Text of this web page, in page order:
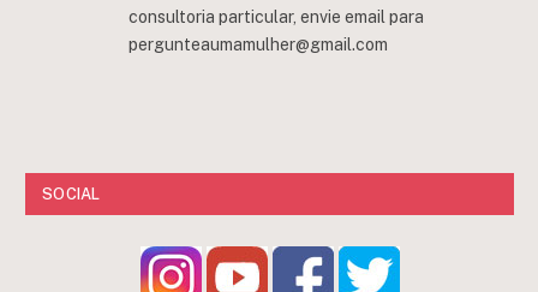
consultoria particular, envie email para
pergunteaumamulher@gmail.com
SOCIAL